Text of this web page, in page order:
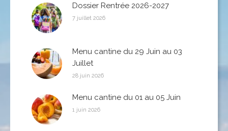
Dossier Rentrée 2026-2027
7 juillet 2026
Menu cantine du 29 Juin au 03
Juillet
28 juin 2026
Menu cantine du 01 au 05 Juin
1 juin 2026